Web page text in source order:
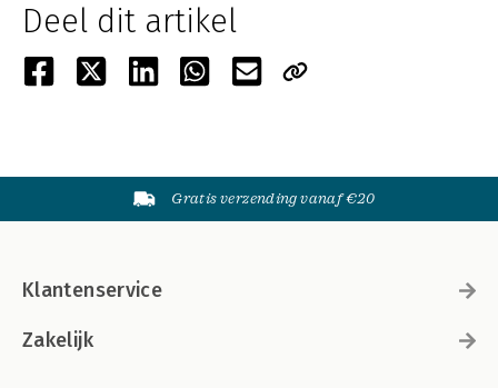
Deel dit artikel
Gratis verzending vanaf €20
Klantenservice
Zakelijk